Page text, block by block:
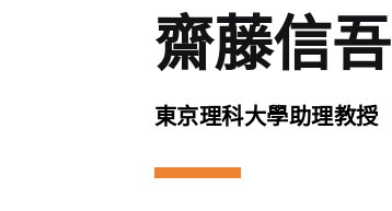
齋藤信吾
東京理科大學助理教授